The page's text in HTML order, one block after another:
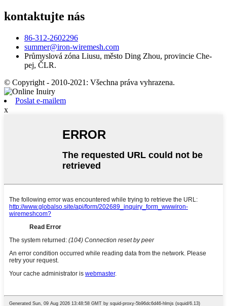
kontaktujte nás
86-312-2602296
summer@iron-wiremesh.com
Průmyslová zóna Liusu, město Ding Zhou, provincie Che-
pej, ČLR.
© Copyright - 2010-2021: Všechna práva vyhrazena.
Poslat e-mailem
x